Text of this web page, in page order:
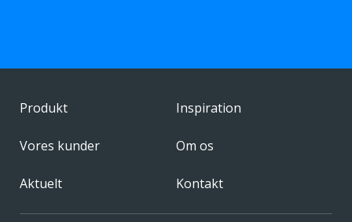
Produkt Inspiration
Vores kunder Om os
Aktuelt Kontakt